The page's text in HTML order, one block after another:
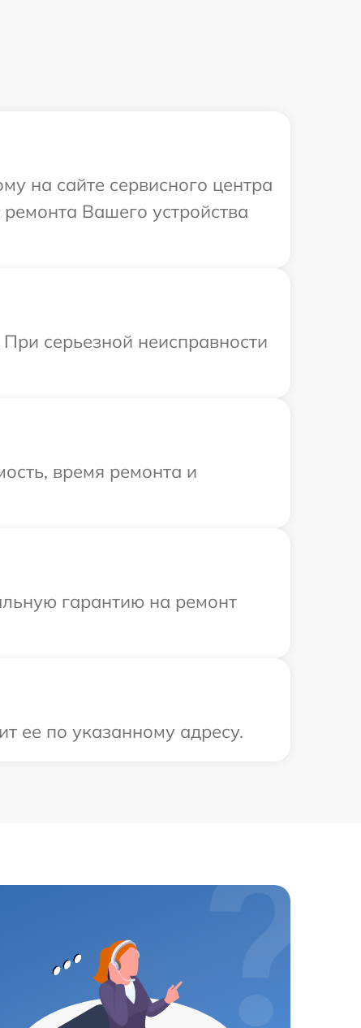
на сайте сервисного центра
Вашего устройства
серьезной неисправности
время ремонта и
гарантию на ремонт
ее по указанному адресу.